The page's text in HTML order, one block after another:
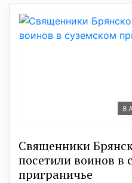
8
Священники
посетили воинов в
приграничье